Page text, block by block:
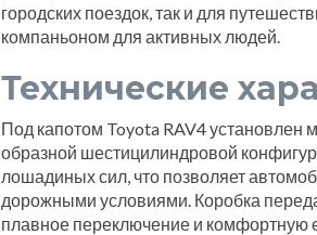
городских поездок, так и для
компаньоном для активных людей.
Технические
Под капотом Toyota RAV4 установлен
образной шестицилиндровой
лошадиных сил, что позволяет
дорожными условиями. Коробка
плавное переключение и комфортную